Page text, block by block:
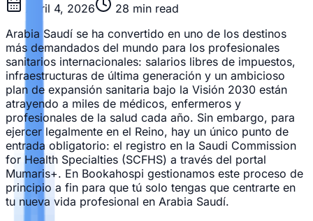
April 4, 2026
28 min read
Arabia Saudí se ha convertido en uno de los destinos
más demandados del mundo para los profesionales
sanitarios internacionales: salarios libres de impuestos,
infraestructuras de última generación y un ambicioso
plan de expansión sanitaria bajo la Visión 2030 están
atrayendo a miles de médicos, enfermeros y
profesionales de la salud cada año. Sin embargo, para
ejercer legalmente en el Reino, hay un único punto de
entrada obligatorio: el registro en la Saudi Commission
for Health Specialties (SCFHS) a través del portal
Mumaris+. En Bookahospi gestionamos este proceso de
principio a fin para que tú solo tengas que centrarte en
tu nueva vida profesional en Arabia Saudí.